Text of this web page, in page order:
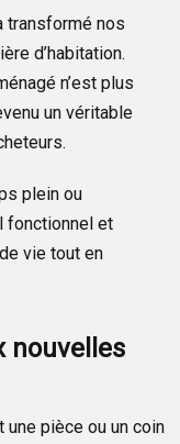
transformé nos
d’habitation.
n’est plus
un véritable
plein ou
fonctionnel et
vie tout en
nouvelles
une pièce ou un coin